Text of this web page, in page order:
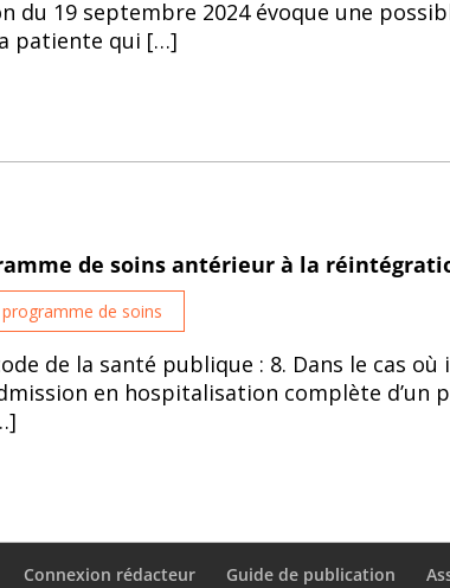
19 septembre 2024 évoque une
patiente qui […]
de soins antérieur à la
de soins
de la santé publique : 8. Dans le cas
en hospitalisation complète d’un
Connexion rédacteur Guide de publication